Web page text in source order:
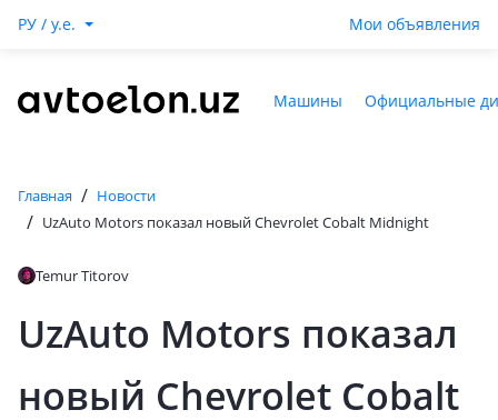
РУ / y.e. Мои объявления
Машины Официальные
Главная / Новости
/ UzAuto Motors показал новый Chevrolet Cobalt Midnight
Temur Titorov
UzAuto Motors показал
новый Chevrolet Cobalt